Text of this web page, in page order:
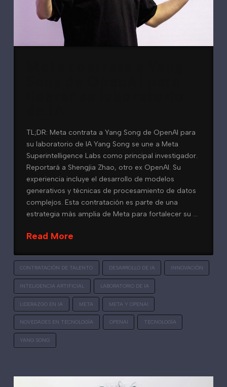
TL;DR: Meta contrata a Yang Song de OpenAI para
su laboratorio de IA Yang Song se une a Meta
Superintelligence Labs como principal investigador.
Reportará a Shengjia Zhao, otro ex OpenAI. Su
experiencia incluye el desarrollo de modelos
generativos y técnicas de procesamiento de datos
complejos. Esta contratación es parte de una
estrategia más amplia de Meta para fortalecer su …
Read More
CONTRATACIÓN DE TALENTO DESARROLLO DE IA INNOVACIÓN
INTELIGENCIA ARTIFICIAL LABORATORIO DE IA
LIDERAZGO EN IA META META Y OPENAI
NOVEDADES EN TECNOLOGÍA OPENAI TECNOLOGÍA
YANG SONG